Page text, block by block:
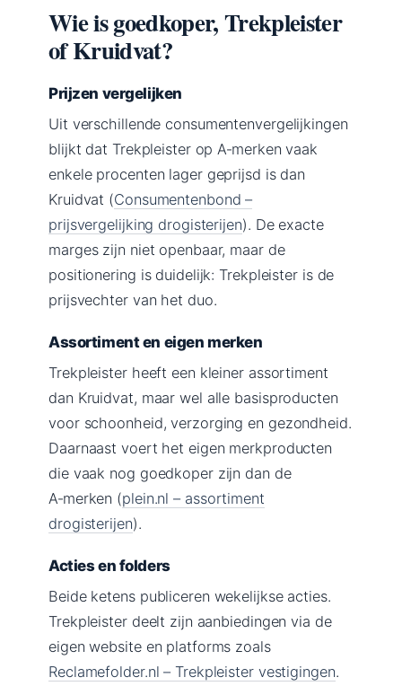
Wie is goedkoper, Trekpleister
of Kruidvat?
Prijzen vergelijken
Uit verschillende consumentenvergelijkingen
blijkt dat Trekpleister op A‑merken vaak
enkele procenten lager geprijsd is dan
Kruidvat (Consumentenbond –
prijsvergelijking drogisterijen). De exacte
marges zijn niet openbaar, maar de
positionering is duidelijk: Trekpleister is de
prijsvechter van het duo.
Assortiment en eigen merken
Trekpleister heeft een kleiner assortiment
dan Kruidvat, maar wel alle basisproducten
voor schoonheid, verzorging en gezondheid.
Daarnaast voert het eigen merkproducten
die vaak nog goedkoper zijn dan de
A‑merken (plein.nl – assortiment
drogisterijen).
Acties en folders
Beide ketens publiceren wekelijkse acties.
Trekpleister deelt zijn aanbiedingen via de
eigen website en platforms zoals
Reclamefolder.nl – Trekpleister vestigingen.